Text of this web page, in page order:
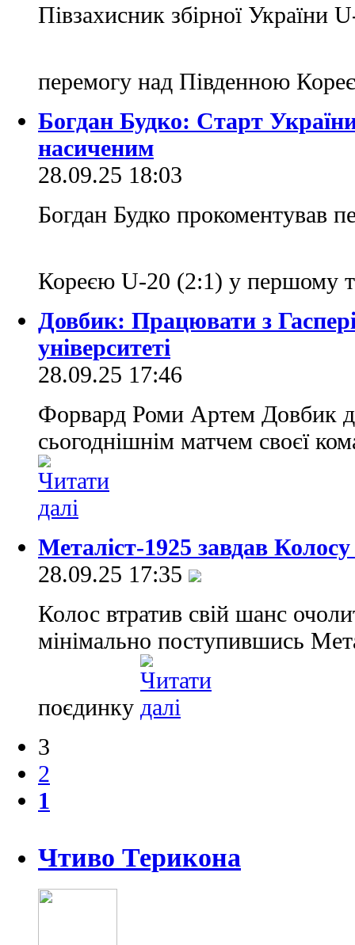
Півзахисник збірної України
перемогу над Південною
Богдан Будко: Старт
насиченим
28.09.25 18:03
Богдан Будко прокоментував
Кореєю U-20 (2:1) у першому
Довбик: Працювати з
університеті
28.09.25 17:46
Форвард Роми Артем Довбик
сьогоднішнім матчем своєї
Металіст-1925 завдав
28.09.25 17:35
Колос втратив свій шанс
мінімально поступившись
поєдинку
3
2
1
Чтиво Терикона